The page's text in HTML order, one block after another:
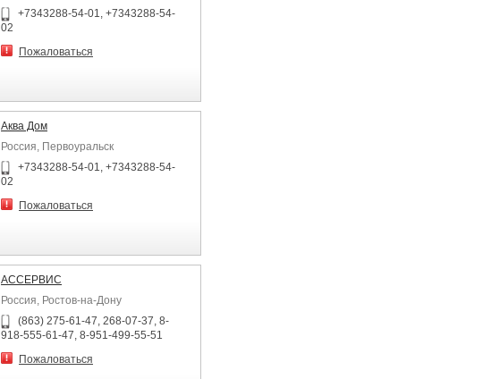
+7343288-54-01, +7343288-54-
02
Пожаловаться
Аква Дом
Россия, Первоуральск
+7343288-54-01, +7343288-54-
02
Пожаловаться
АССЕРВИС
Россия, Ростов-на-Дону
(863) 275-61-47, 268-07-37, 8-
918-555-61-47, 8-951-499-55-51
Пожаловаться